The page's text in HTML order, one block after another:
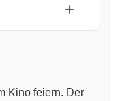
Kino feiern. Der